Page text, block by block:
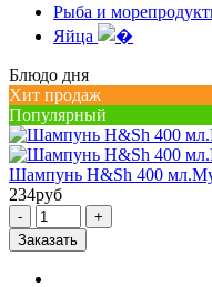
Рыба и
Яйца
Блюдо дня
Хит продаж
Популярный
Шампунь H&Sh 400
234руб
-
+
Заказать